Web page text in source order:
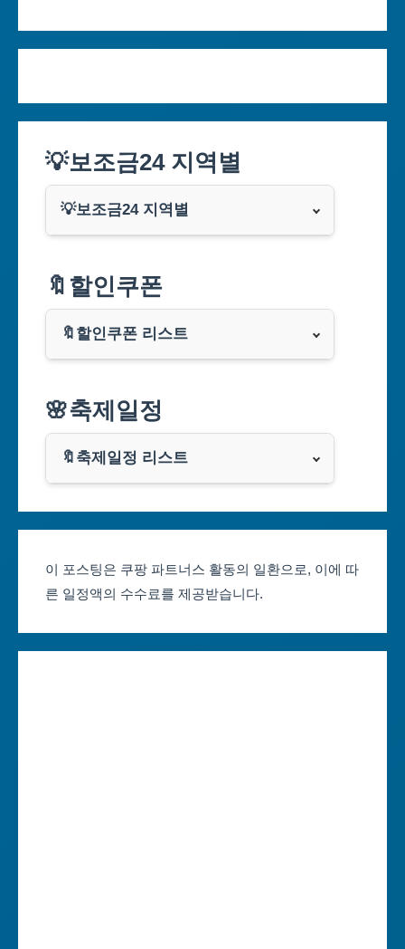
💡보조금24 지역별
💡보조금24 지역별
부산광역시
대구광역시
인천광역시
광주광역시
대전광역시
🔖할인쿠폰
🔖할인쿠폰 리스트
쿠팡
클룩
🌸축제일정
🔖축제일정 리스트
대구축제 일정
인천축제 일정
이 포스팅은 쿠팡 파트너스 활동의 일환으로, 이에 따
른 일정액의 수수료를 제공받습니다.